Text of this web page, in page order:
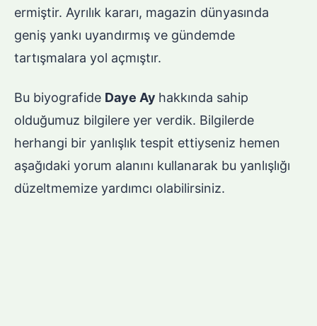
ermiştir. Ayrılık kararı, magazin dünyasında
geniş yankı uyandırmış ve gündemde
tartışmalara yol açmıştır.
Bu biyografide Daye Ay hakkında sahip
olduğumuz bilgilere yer verdik. Bilgilerde
herhangi bir yanlışlık tespit ettiyseniz hemen
aşağıdaki yorum alanını kullanarak bu yanlışlığı
düzeltmemize yardımcı olabilirsiniz.